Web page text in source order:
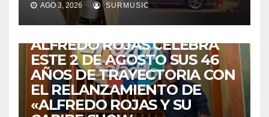
AGO 3, 2026 SURMUSIC
VENEZUELA
DE VUELTA A CASA:
ALFREDO ROJAS CELEBRA
ESTE 2 DE AGOSTO SUS 46
AÑOS DE TRAYECTORIA CON
EL RELANZAMIENTO DE
«ALFREDO ROJAS Y SU